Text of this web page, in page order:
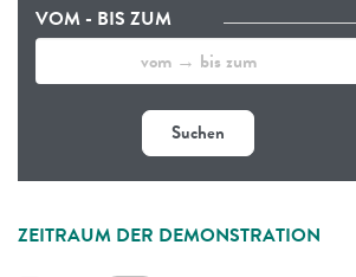
VOM - BIS ZUM
Suchen
ZEITRAUM DER DEMONSTRATION